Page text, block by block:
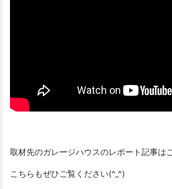
取材先のガレージハウスのレポート記事は
こちらもぜひご覧ください(^_^)